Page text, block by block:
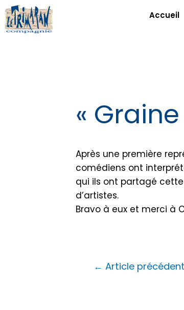
Accueil
«
Après une première
comédiens ont
qui ils ont partagé
d’artistes.
Bravo à eux et merci à
← Article précédent